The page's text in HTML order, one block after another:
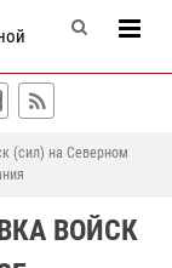
(сил) на Северном
ВОЙСК